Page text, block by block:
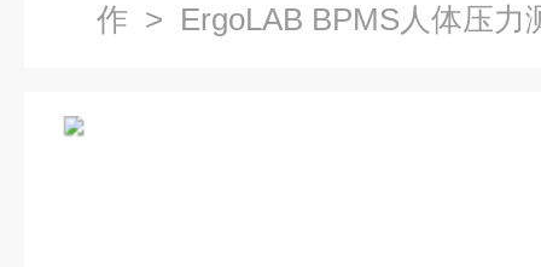
作 > ErgoLAB BPMS人体压力